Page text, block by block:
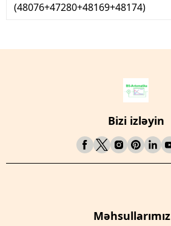
(48076+47280+48169+48174)
Bizi izləyin
Məhsullarımız